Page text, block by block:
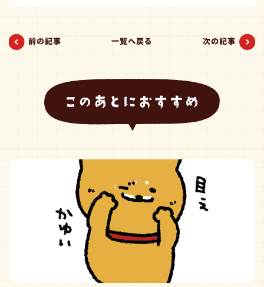
前の記事 一覧へ戻る 次の記事